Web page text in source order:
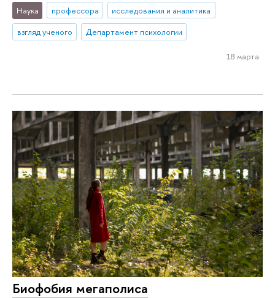
Наука профессора
исследования и аналитика
взгляд ученого
Департамент психологии
18 марта
Биофобия мегаполиса